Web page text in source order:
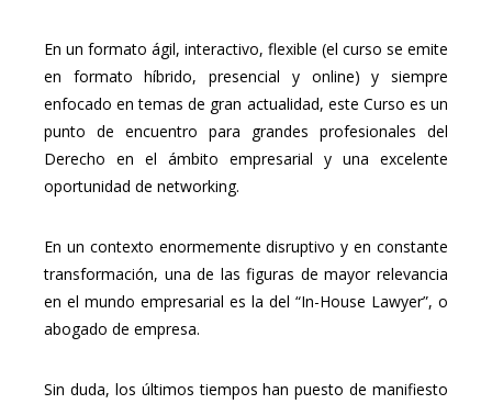
En un formato ágil, interactivo, flexible (el curso se emite
en formato híbrido, presencial y online) y siempre
enfocado en temas de gran actualidad, este Curso es un
punto de encuentro para grandes profesionales del
Derecho en el ámbito empresarial y una excelente
oportunidad de networking.
En un contexto enormemente disruptivo y en constante
transformación, una de las figuras de mayor relevancia
en el mundo empresarial es la del “In-House Lawyer”, o
abogado de empresa.
Sin duda, los últimos tiempos han puesto de manifiesto